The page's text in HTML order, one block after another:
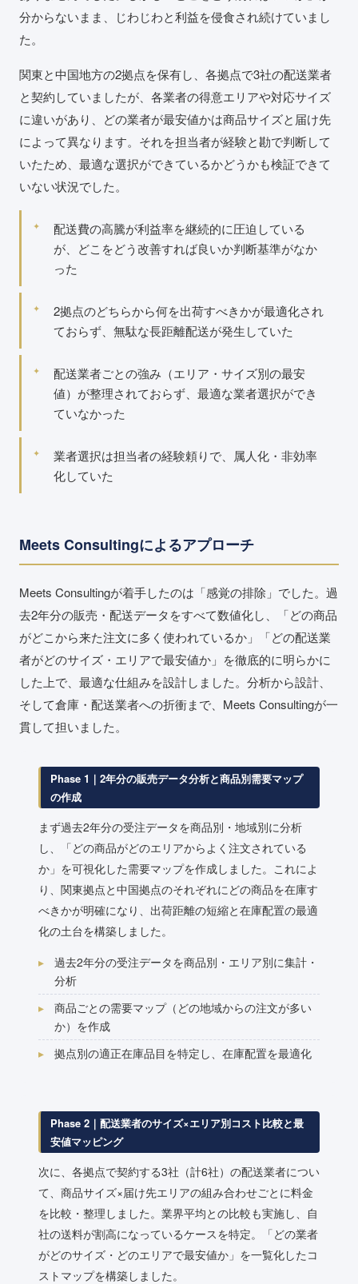
分からないまま、じわじわと利益を侵食され続けていまし
た。
関東と中国地方の2拠点を保有し、各拠点で3社の配送業者
と契約していましたが、各業者の得意エリアや対応サイズ
に違いがあり、どの業者が最安値かは商品サイズと届け先
によって異なります。それを担当者が経験と勘で判断して
いたため、最適な選択ができているかどうかも検証できて
いない状況でした。
配送費の高騰が利益率を継続的に圧迫している
が、どこをどう改善すれば良いか判断基準がなか
った
2拠点のどちらから何を出荷すべきかが最適化され
ておらず、無駄な長距離配送が発生していた
配送業者ごとの強み（エリア・サイズ別の最安
値）が整理されておらず、最適な業者選択ができ
ていなかった
業者選択は担当者の経験頼りで、属人化・非効率
化していた
Meets Consultingによるアプローチ
Meets Consultingが着手したのは「感覚の排除」でした。過
去2年分の販売・配送データをすべて数値化し、「どの商品
がどこから来た注文に多く使われているか」「どの配送業
者がどのサイズ・エリアで最安値か」を徹底的に明らかに
した上で、最適な仕組みを設計しました。分析から設計、
そして倉庫・配送業者への折衝まで、Meets Consultingが一
貫して担いました。
Phase 1｜2年分の販売データ分析と商品別需要マップ
の作成
まず過去2年分の受注データを商品別・地域別に分析
し、「どの商品がどのエリアからよく注文されている
か」を可視化した需要マップを作成しました。これによ
り、関東拠点と中国拠点のそれぞれにどの商品を在庫す
べきかが明確になり、出荷距離の短縮と在庫配置の最適
化の土台を構築しました。
過去2年分の受注データを商品別・エリア別に集計・
分析
商品ごとの需要マップ（どの地域からの注文が多い
か）を作成
拠点別の適正在庫品目を特定し、在庫配置を最適化
Phase 2｜配送業者のサイズ×エリア別コスト比較と最
安値マッピング
次に、各拠点で契約する3社（計6社）の配送業者につい
て、商品サイズ×届け先エリアの組み合わせごとに料金
を比較・整理しました。業界平均との比較も実施し、自
社の送料が割高になっているケースを特定。「どの業者
がどのサイズ・どのエリアで最安値か」を一覧化したコ
ストマップを構築しました。